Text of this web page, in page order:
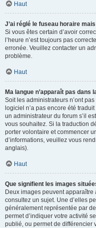
Haut
J’ai réglé le fuseau horaire
Si vous êtes certain d’avoir
l’heure n’est toujours pas
erronée. Veuillez contacter un
problème.
Haut
Ma langue n’apparaît pas dans
Soit les administrateurs n’ont
logiciel n’a pas encore été
un administrateur du forum s’il
vous souhaitez. Si la traduction
porter volontaire et commencer
d’informations, veuillez vous
anglais).
Haut
Que signifient les images
Deux images peuvent apparaître
consultez un sujet. Une d’elles
généralement représentée par
permet d’indiquer votre activité
publié, ou permet de différencier